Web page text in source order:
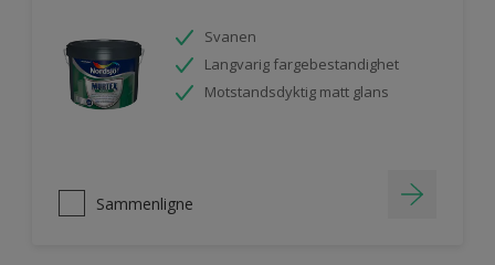
Svanen
Langvarig fargebestandighet
Motstandsdyktig matt glans
Sammenligne